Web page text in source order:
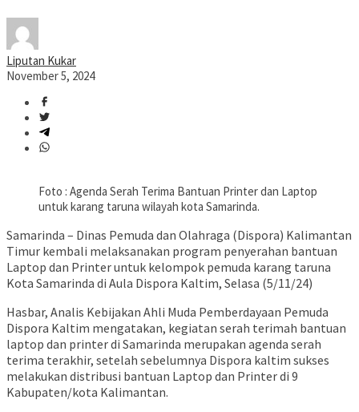
Liputan Kukar
November 5, 2024
Foto : Agenda Serah Terima Bantuan Printer dan Laptop
untuk karang taruna wilayah kota Samarinda.
Samarinda – Dinas Pemuda dan Olahraga (Dispora) Kalimantan
Timur kembali melaksanakan program penyerahan bantuan
Laptop dan Printer untuk kelompok pemuda karang taruna
Kota Samarinda di Aula Dispora Kaltim, Selasa (5/11/24)
Hasbar, Analis Kebijakan Ahli Muda Pemberdayaan Pemuda
Dispora Kaltim mengatakan, kegiatan serah terimah bantuan
laptop dan printer di Samarinda merupakan agenda serah
terima terakhir, setelah sebelumnya Dispora kaltim sukses
melakukan distribusi bantuan Laptop dan Printer di 9
Kabupaten/kota Kalimantan.